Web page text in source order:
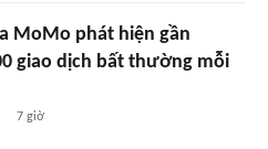
MoMo phát hiện gần
giao dịch bất thường mỗi
7 giờ